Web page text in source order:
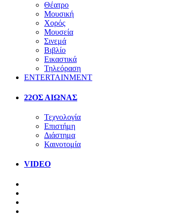
Θέατρο
Μουσική
Χορός
Μουσεία
Σινεμά
Βιβλίο
Εικαστικά
Τηλεόραση
ENTERTAINMENT
22ΟΣ ΑΙΩΝΑΣ
Τεχνολογία
Επιστήμη
Διάστημα
Καινοτομία
VIDEO